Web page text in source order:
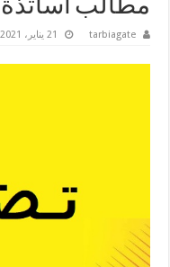
مطالب أساتذة
tarbiagate 21 يناير، 2021